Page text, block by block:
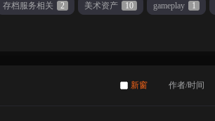
存档服务相关 2 美术资产 10 gameplay 1
新窗 作者/时间